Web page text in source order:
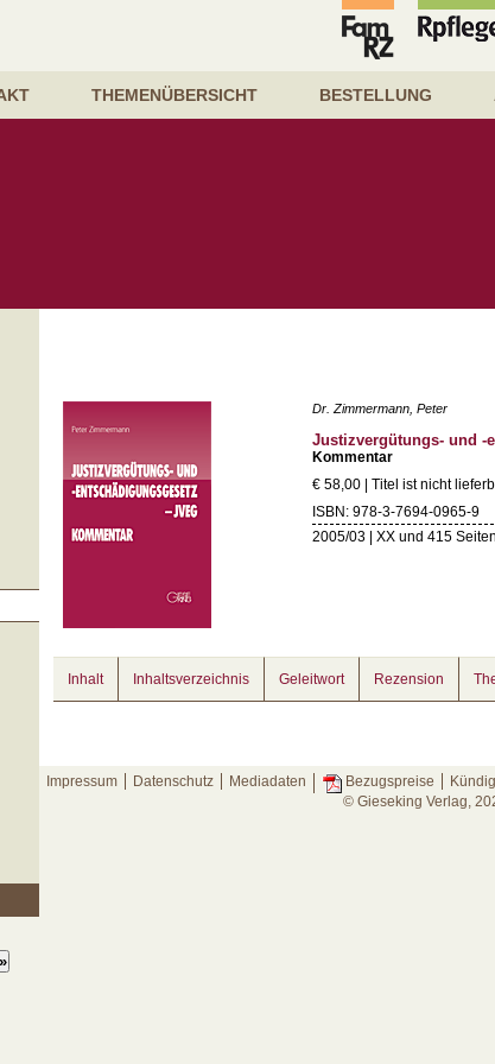
THEMENÜBERSICHT BESTELLUNG
Dr. Zimmermann, Peter
Justizvergütungs- und -
Kommentar
€ 58,00 | Titel ist nicht
ISBN: 978-3-7694-0965-9
2005/03 | XX und 415
Inhalt Inhaltsverzeichnis Geleitwort Rezension
Impressum Datenschutz Mediadaten Bezugspreise
© Gieseking Verlag,